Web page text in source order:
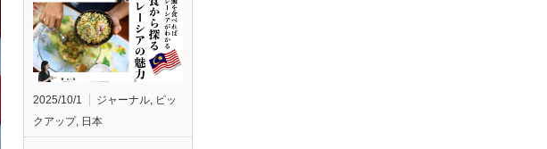
2025/10/1 ジャーナル, ピッ
クアップ, 日本